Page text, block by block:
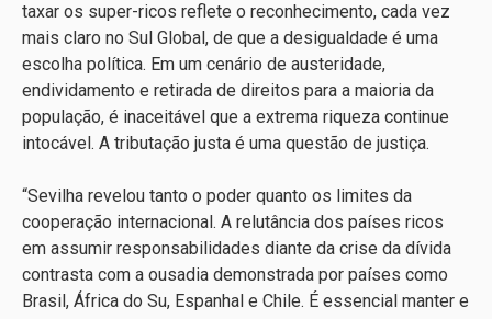
taxar os super-ricos reflete o reconhecimento, cada vez
mais claro no Sul Global, de que a desigualdade é uma
escolha política. Em um cenário de austeridade,
endividamento e retirada de direitos para a maioria da
população, é inaceitável que a extrema riqueza continue
intocável. A tributação justa é uma questão de justiça.
“Sevilha revelou tanto o poder quanto os limites da
cooperação internacional. A relutância dos países ricos
em assumir responsabilidades diante da crise da dívida
contrasta com a ousadia demonstrada por países como
Brasil, África do Su, Espanhal e Chile. É essencial manter e